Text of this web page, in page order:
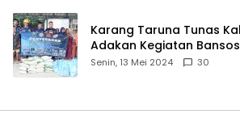
Karang Taruna Tunas
Adakan Kegiatan
Dhuafa dan Anak Yatim-
Senin, 13 Mei 2024 30